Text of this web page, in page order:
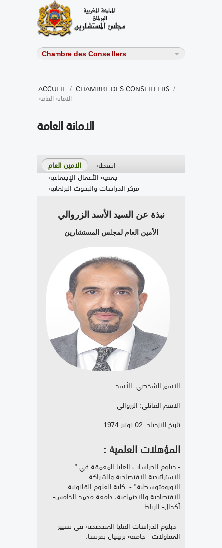
ACCUEIL / CHAMBRE DES CONSEILLERS /
الامانة العامة
الامانة العامة
الامين العام
انشطة
جمعية الأعمال الإجتماعية
مركز الدراسات والبحوث البرلمانية
نبذة عن السيد الأسد الزروالي
الأمين العام لمجلس المستشارين
الاسم الشخصي: الأسد
الاسم العائلي: الزروالي
تاريخ الازدياد: 02 نونبر 1974
المؤهلات العلمية :
- دبلوم الدراسات العليا المعمقة في "
الاستراتيجية الاقتصادية والشراكة
الاورومتوسطية" - كلية العلوم القانونية
الاقتصادية والاجتماعية، جامعة محمد الخامس-
أكدال- الرباط.
- دبلوم الدراسات العليا المتخصصة في تسيير
المقاولات - جامعة بربينيان بفرنسا.